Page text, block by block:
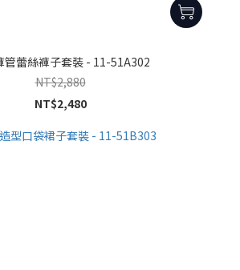
管蕾絲褲子套裝 - 11-51A302
NT$2,880
NT$2,480